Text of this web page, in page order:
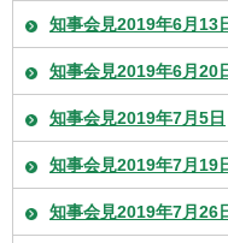
知事会見2019年6月13
知事会見2019年6月20
知事会見2019年7月5日
知事会見2019年7月19
知事会見2019年7月26